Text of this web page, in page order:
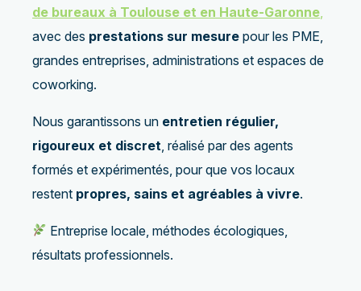
de bureaux à Toulouse et en Haute-Garonne
avec des prestations sur mesure pour les PME,
grandes entreprises, administrations et espaces de
coworking.
Nous garantissons un entretien régulier,
rigoureux et discret , réalisé par des agents
formés et expérimentés, pour que vos locaux
restent propres, sains et agréables à vivre.
Entreprise locale, méthodes écologiques,
résultats professionnels.